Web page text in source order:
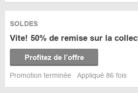
SOLDES
Vite! 50% de remise sur la
Profitez de l’offre
Promotion terminée Appliqué 86 fois